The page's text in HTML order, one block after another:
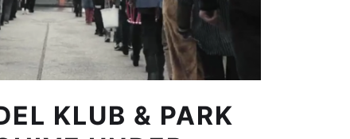
KLUB & PARK